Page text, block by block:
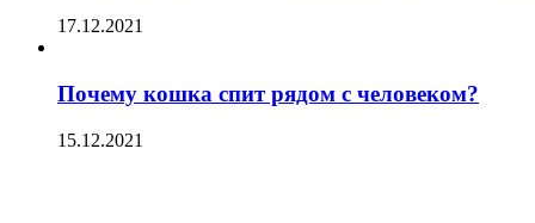
17.12.2021
Почему кошка спит рядом с человеком?
15.12.2021